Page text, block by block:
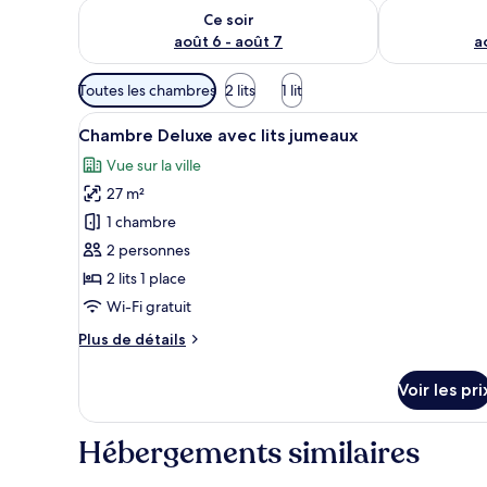
Ce soir
août 6 - août 7
Vérifier la disponibilité pour ce soir août 6 - août 7
Vérifier la
Filtres
disponibles
pour
les
chambres
Toutes les chambres 2 lits 1 lit
Afficher
toutes
les
photos
pour
ce
type
de
chambre :
Chambre
lits
jumeaux
Une chambre d’hôtel avec
2
Chambre Deluxe avec lits jumeaux
Vue sur la ville
27 m²
1 chambre
2 personnes
2 lits 1 place
Wi-Fi gratuit
Plus de détails
Plus
le
type
de
Voir les
Hébergements similaires